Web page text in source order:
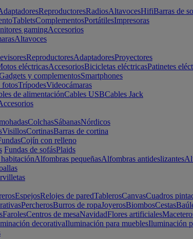
ReproductoresRadiosAltavocesHifiBarras de
TabletsComplementosPortátilesImpresoras
gamingAccesorios
Altavoces
ReproductoresAdaptadoresProyectores
eléctricasAccesoriosBicicletas eléctricasPatinetes
y complementosSmartphones
fotosTrípodesVideocámaras
de alimentaciónCables USBCables Jack
ColchasSábanasNórdicos
VisillosCortinasBarras de cortina
Cojín con relleno
Fundas de sofásPlaids
Alfombras pequeñasAlfombras antideslizantes
EspejosRelojes de paredTablerosCanvasCuadros
PercherosBurros de ropaJoyerosBiombosCestas
FarolesCentros de mesaNavidadFlores artificiales
decorativaIluminación para mueblesIluminación